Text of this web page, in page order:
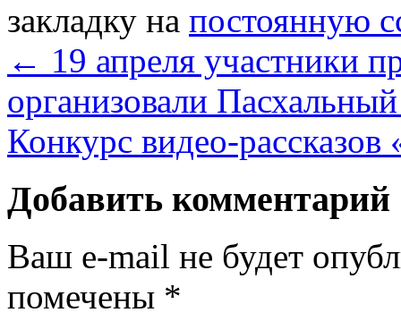
закладку на постоянную
← 19 апреля участники
организовали
Конкурс видео-
Добавить комментарий
Ваш e-mail не будет
помечены *